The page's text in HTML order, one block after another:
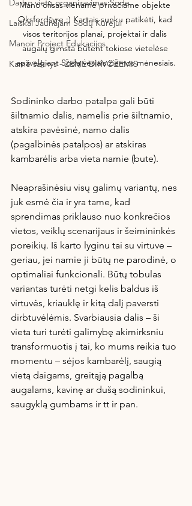
Darbo vietų organizavimas Sode
Laiškai Jaunajam Sodų Kūrėjui
Manoir Project Edukacijos
Kame šaknys - ŽEMĖ DIRVOŽEMIS
Mano ofisas viename privačiame objekte
Oksfordšyre :) Kartais sunku patikėti, kad
visos teritorijos planai, projektai ir dalis
augalų gimsta būtent tokiose vietelėse
apžvelgiant Sodą vėsiais žiemos mėnesiais.
Sodininko darbo patalpa gali būti
šiltnamio dalis, namelis prie šiltnamio,
atskira pavėsinė, namo dalis
(pagalbinės patalpos) ar atskiras
kambarėlis arba vieta namie (bute).
Neaprašinėsiu visų galimų variantų, nes
juk esmė čia ir yra tame, kad
sprendimas priklauso nuo konkrečios
vietos, veiklų scenarijaus ir šeimininkės
poreikių. Iš karto lyginu tai su virtuve –
geriau, jei namie ji būtų ne parodinė, o
optimaliai funkcionali. Būtų tobulas
variantas turėti netgi kelis baldus iš
virtuvės, kriauklę ir kitą dalį paversti
dirbtuvėlėmis. Svarbiausia dalis – ši
vieta turi turėti galimybę akimirksniu
transformuotis į tai, ko mums reikia tuo
momentu – sėjos kambarėlį, saugią
vietą daigams, greitąją pagalbą
augalams, kavinę ar dušą sodininkui,
saugyklą gumbams ir tt ir pan.